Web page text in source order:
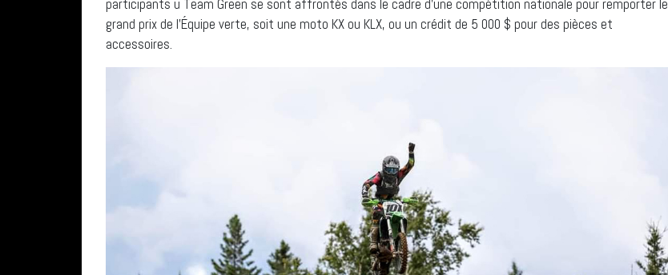
participants u Team Green se sont affrontés dans le cadre d’une compétition nationale pour remporter le
grand prix de l’Équipe verte, soit une moto KX ou KLX, ou un crédit de 5 000 $ pour des pièces et
accessoires.